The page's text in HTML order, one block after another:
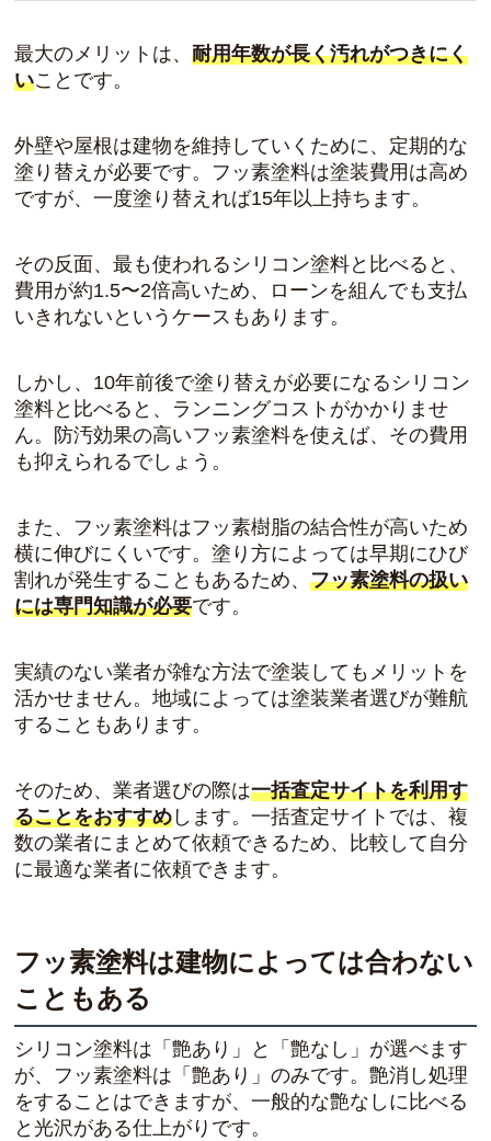
最大のメリットは、耐用年数が長く汚れがつきにく
いことです。
外壁や屋根は建物を維持していくために、定期的な
塗り替えが必要です。フッ素塗料は塗装費用は高め
ですが、一度塗り替えれば15年以上持ちます。
その反面、最も使われるシリコン塗料と比べると、
費用が約1.5〜2倍高いため、ローンを組んでも支払
いきれないというケースもあります。
しかし、10年前後で塗り替えが必要になるシリコン
塗料と比べると、ランニングコストがかかりませ
ん。防汚効果の高いフッ素塗料を使えば、その費用
も抑えられるでしょう。
また、フッ素塗料はフッ素樹脂の結合性が高いため
横に伸びにくいです。塗り方によっては早期にひび
割れが発生することもあるため、フッ素塗料の扱い
には専門知識が必要です。
実績のない業者が雑な方法で塗装してもメリットを
活かせません。地域によっては塗装業者選びが難航
することもあります。
そのため、業者選びの際は一括査定サイトを利用す
ることをおすすめ します。一括査定サイトでは、複
数の業者にまとめて依頼できるため、比較して自分
に最適な業者に依頼できます。
フッ素塗料は建物によっては合わない
こともある
シリコン塗料は「艶あり」と「艶なし」が選べます
が、フッ素塗料は「艶あり」のみです。艶消し処理
をすることはできますが、一般的な艶なしに比べる
と光沢がある仕上がりです。